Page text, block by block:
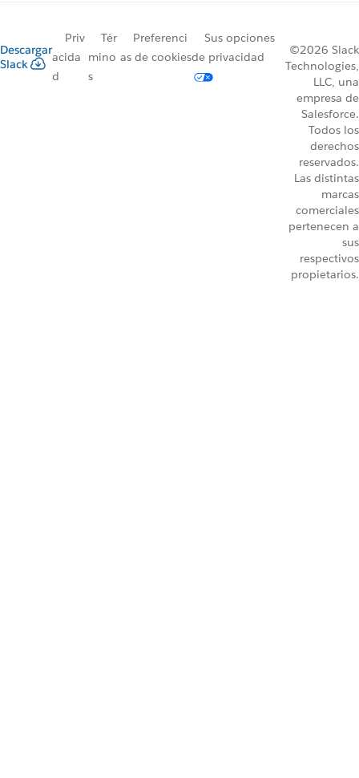
Descargar
Slack
Priv
acida
d
Tér
mino
s
Preferenci
as de cookies
Sus opciones
de privacidad
©2026 Slack
Technologies,
LLC, una
empresa de
Salesforce.
Todos los
derechos
reservados.
Las distintas
marcas
comerciales
pertenecen a
sus
respectivos
propietarios.